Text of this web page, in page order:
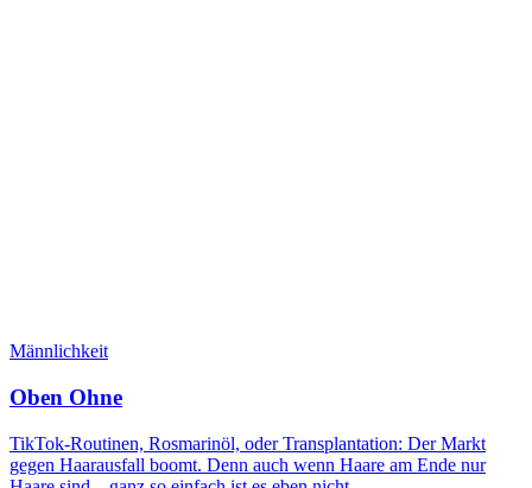
Männlichkeit
Oben Ohne
TikTok-Routinen, Rosmarinöl, oder Transplantation: Der Markt
gegen Haarausfall boomt. Denn auch wenn Haare am Ende nur